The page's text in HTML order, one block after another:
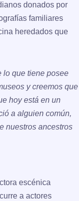
donados por
familiares
heredados que
lo que tiene posee
y creemos que
hoy está en un
a alguien común,
nuestros ancestros
escénica
a actores